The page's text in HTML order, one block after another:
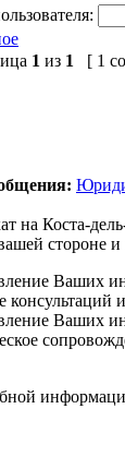
1 из 1 [ 1
на Коста-
стороне
Ваших
консультаций
Ваших